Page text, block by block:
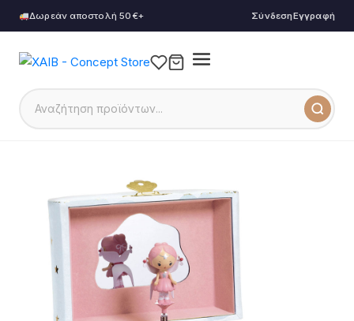
Δωρεάν αποστολή 50€+ ΣύνδεσηΕγγραφή